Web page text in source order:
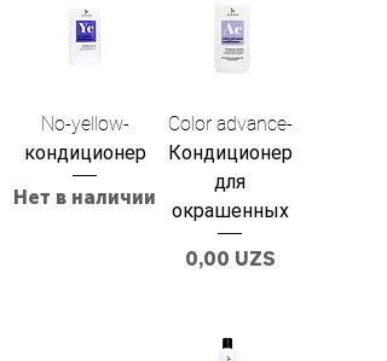
No-yellow-
кондиционер
Нет в наличии
Color advance-
Кондиционер
для
окрашенных
Цена
0,00 UZS